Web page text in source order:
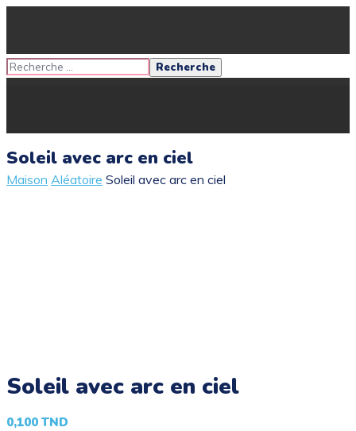
Soleil avec arc en ciel
Maison Aléatoire Soleil avec arc en ciel
Soleil avec arc en ciel
0,100 TND